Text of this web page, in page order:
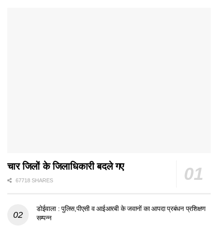
चार जिलों के जिलाधिकारी बदले गए
67718 SHARES
डोईवाला : पुलिस,पीएसी व आईआरबी के जवानों का आपदा प्रबंधन प्रशिक्षण
सम्पन्न